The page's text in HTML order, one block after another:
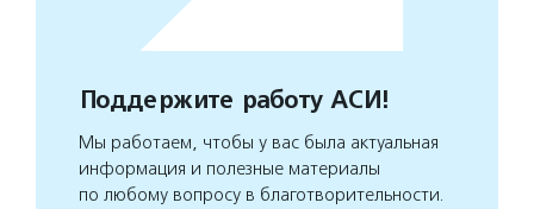
Поддержите работу АСИ!
Мы работаем, чтобы у вас была актуальная
информация и полезные материалы
по любому вопросу в благотворительности.